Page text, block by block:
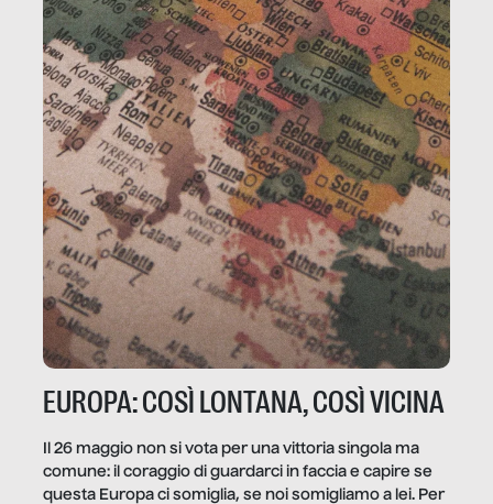
EUROPA: COSÌ LONTANA, COSÌ VICINA
Il 26 maggio non si vota per una vittoria singola ma
comune: il coraggio di guardarci in faccia e capire se
questa Europa ci somiglia, se noi somigliamo a lei. Per